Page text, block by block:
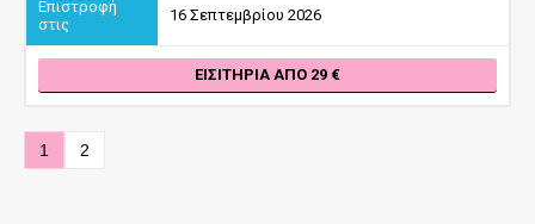
16 Σεπτεμβρίου 2026
ΕΙΣΙΤΉΡΙΑ ΑΠΌ 29
1 2